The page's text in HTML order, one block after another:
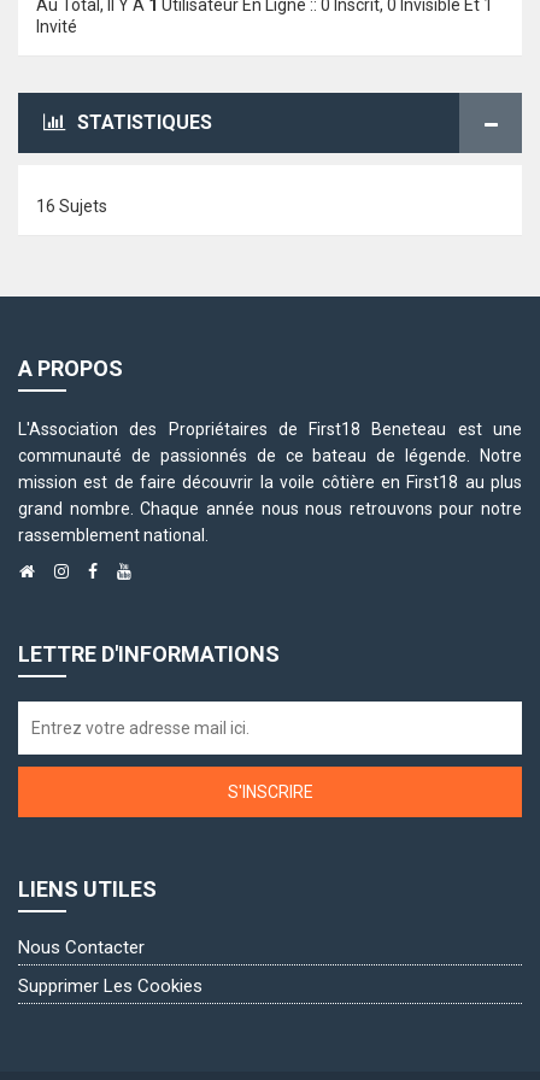
Au Total, Il Y A 1 Utilisateur En Ligne :: 0 Inscrit, 0 Invisible Et 1
Invité
STATISTIQUES
16 Sujets
A PROPOS
L'Association des Propriétaires de First18 Beneteau est une
communauté de passionnés de ce bateau de légende. Notre
mission est de faire découvrir la voile côtière en First18 au plus
grand nombre. Chaque année nous nous retrouvons pour notre
rassemblement national.
LETTRE D'INFORMATIONS
S'INSCRIRE
LIENS UTILES
Nous Contacter
Supprimer Les Cookies